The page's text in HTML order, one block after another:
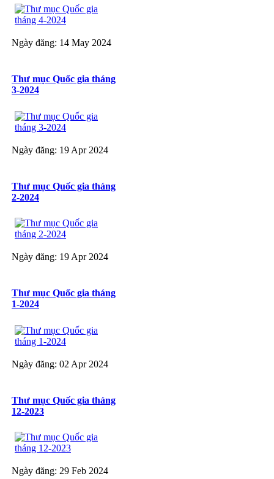
Ngày đăng: 14 May 2024
Thư mục Quốc gia tháng
3-2024
Ngày đăng: 19 Apr 2024
Thư mục Quốc gia tháng
2-2024
Ngày đăng: 19 Apr 2024
Thư mục Quốc gia tháng
1-2024
Ngày đăng: 02 Apr 2024
Thư mục Quốc gia tháng
12-2023
Ngày đăng: 29 Feb 2024